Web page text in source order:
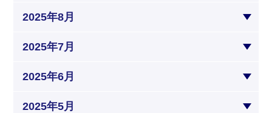
2025年8月
2025年7月
2025年6月
2025年5月